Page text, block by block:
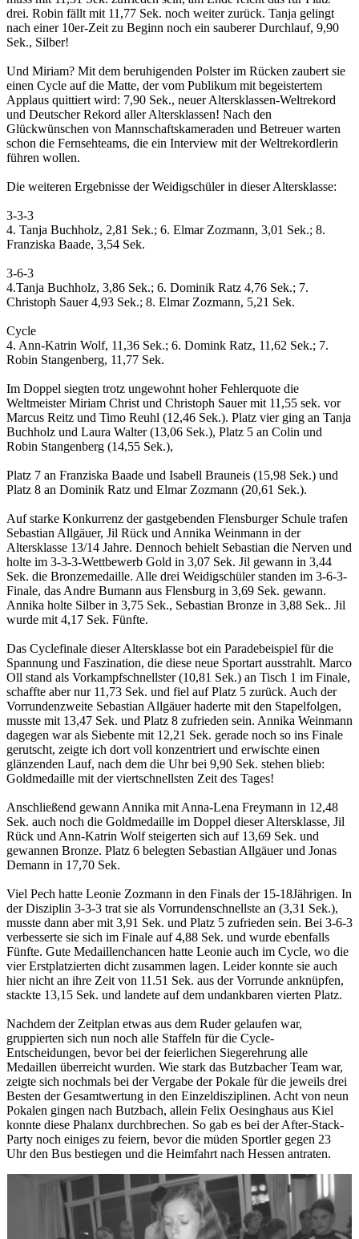
drei. Robin fällt mit 11,77 Sek. noch weiter zurück. Tanja gelingt
nach einer 10er-Zeit zu Beginn noch ein sauberer Durchlauf, 9,90
Sek., Silber!
Und Miriam? Mit dem beruhigenden Polster im Rücken zaubert sie
einen Cycle auf die Matte, der vom Publikum mit begeistertem
Applaus quittiert wird: 7,90 Sek., neuer Altersklassen-Weltrekord
und Deutscher Rekord aller Altersklassen! Nach den
Glückwünschen von Mannschaftskameraden und Betreuer warten
schon die Fernsehteams, die ein Interview mit der Weltrekordlerin
führen wollen.
Die weiteren Ergebnisse der Weidigschüler in dieser Altersklasse:
3-3-3
4. Tanja Buchholz, 2,81 Sek.; 6. Elmar Zozmann, 3,01 Sek.; 8.
Franziska Baade, 3,54 Sek.
3-6-3
4.Tanja Buchholz, 3,86 Sek.; 6. Dominik Ratz 4,76 Sek.; 7.
Christoph Sauer 4,93 Sek.; 8. Elmar Zozmann, 5,21 Sek.
Cycle
4. Ann-Katrin Wolf, 11,36 Sek.; 6. Domink Ratz, 11,62 Sek.; 7.
Robin Stangenberg, 11,77 Sek.
Im Doppel siegten trotz ungewohnt hoher Fehlerquote die
Weltmeister Miriam Christ und Christoph Sauer mit 11,55 sek. vor
Marcus Reitz und Timo Reuhl (12,46 Sek.). Platz vier ging an Tanja
Buchholz und Laura Walter (13,06 Sek.), Platz 5 an Colin und
Robin Stangenberg (14,55 Sek.),
Platz 7 an Franziska Baade und Isabell Brauneis (15,98 Sek.) und
Platz 8 an Dominik Ratz und Elmar Zozmann (20,61 Sek.).
Auf starke Konkurrenz der gastgebenden Flensburger Schule trafen
Sebastian Allgäuer, Jil Rück und Annika Weinmann in der
Altersklasse 13/14 Jahre. Dennoch behielt Sebastian die Nerven und
holte im 3-3-3-Wettbewerb Gold in 3,07 Sek. Jil gewann in 3,44
Sek. die Bronzemedaille. Alle drei Weidigschüler standen im 3-6-3-
Finale, das Andre Bumann aus Flensburg in 3,69 Sek. gewann.
Annika holte Silber in 3,75 Sek., Sebastian Bronze in 3,88 Sek.. Jil
wurde mit 4,17 Sek. Fünfte.
Das Cyclefinale dieser Altersklasse bot ein Paradebeispiel für die
Spannung und Faszination, die diese neue Sportart ausstrahlt. Marco
Oll stand als Vorkampfschnellster (10,81 Sek.) an Tisch 1 im Finale,
schaffte aber nur 11,73 Sek. und fiel auf Platz 5 zurück. Auch der
Vorrundenzweite Sebastian Allgäuer haderte mit den Stapelfolgen,
musste mit 13,47 Sek. und Platz 8 zufrieden sein. Annika Weinmann
dagegen war als Siebente mit 12,21 Sek. gerade noch so ins Finale
gerutscht, zeigte ich dort voll konzentriert und erwischte einen
glänzenden Lauf, nach dem die Uhr bei 9,90 Sek. stehen blieb:
Goldmedaille mit der viertschnellsten Zeit des Tages!
Anschließend gewann Annika mit Anna-Lena Freymann in 12,48
Sek. auch noch die Goldmedaille im Doppel dieser Altersklasse, Jil
Rück und Ann-Katrin Wolf steigerten sich auf 13,69 Sek. und
gewannen Bronze. Platz 6 belegten Sebastian Allgäuer und Jonas
Demann in 17,70 Sek.
Viel Pech hatte Leonie Zozmann in den Finals der 15-18Jährigen. In
der Disziplin 3-3-3 trat sie als Vorrundenschnellste an (3,31 Sek.),
musste dann aber mit 3,91 Sek. und Platz 5 zufrieden sein. Bei 3-6-3
verbesserte sie sich im Finale auf 4,88 Sek. und wurde ebenfalls
Fünfte. Gute Medaillenchancen hatte Leonie auch im Cycle, wo die
vier Erstplatzierten dicht zusammen lagen. Leider konnte sie auch
hier nicht an ihre Zeit von 11.51 Sek. aus der Vorrunde anknüpfen,
stackte 13,15 Sek. und landete auf dem undankbaren vierten Platz.
Nachdem der Zeitplan etwas aus dem Ruder gelaufen war,
gruppierten sich nun noch alle Staffeln für die Cycle-
Entscheidungen, bevor bei der feierlichen Siegerehrung alle
Medaillen überreicht wurden. Wie stark das Butzbacher Team war,
zeigte sich nochmals bei der Vergabe der Pokale für die jeweils drei
Besten der Gesamtwertung in den Einzeldisziplinen. Acht von neun
Pokalen gingen nach Butzbach, allein Felix Oesinghaus aus Kiel
konnte diese Phalanx durchbrechen. So gab es bei der After-Stack-
Party noch einiges zu feiern, bevor die müden Sportler gegen 23
Uhr den Bus bestiegen und die Heimfahrt nach Hessen antraten.